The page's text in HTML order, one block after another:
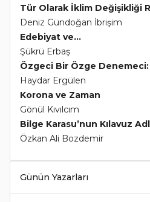
Tür Olarak İklim Değişikliği
Deniz Gündoğan İbrişim
Edebiyat ve...
Şükrü Erbaş
Özgeci Bir Özge
Haydar Ergülen
Korona ve Zaman
Gönül Kıvılcım
Bilge Karasu’nun Kılavuz
Özkan Ali Bozdemir
Günün Yazarları